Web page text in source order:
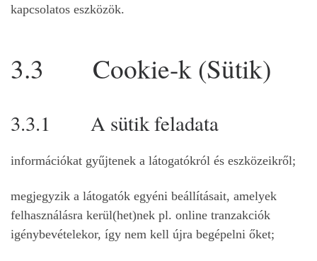
kapcsolatos eszközök.
3.3 Cookie-k (Sütik)
3.3.1 A sütik feladata
információkat gyűjtenek a látogatókról és eszközeikről;
megjegyzik a látogatók egyéni beállításait, amelyek
felhasználásra kerül(het)nek pl. online tranzakciók
igénybevételekor, így nem kell újra begépelni őket;